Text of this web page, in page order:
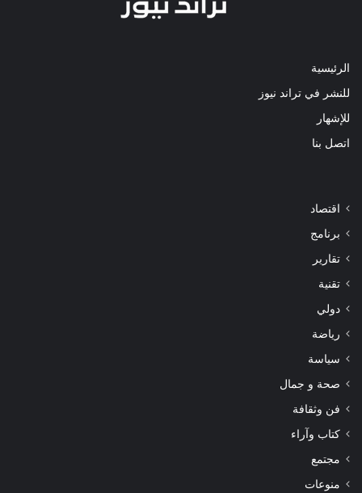
الرئيسية
للنشر في تراند نيوز
للإشهار
اتصل بنا
اقتصاد
برنامج
تقارير
تقنية
دولي
رياضة
سياسة
صحة و جمال
فن وثقافة
كتاب وآراء
مجتمع
منوعات